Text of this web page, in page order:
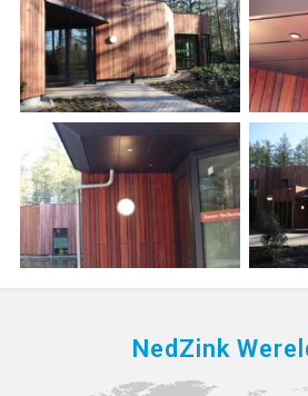
NedZink